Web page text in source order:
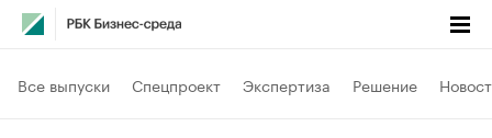
Все выпуски Спецпроект Экспертиза Решение